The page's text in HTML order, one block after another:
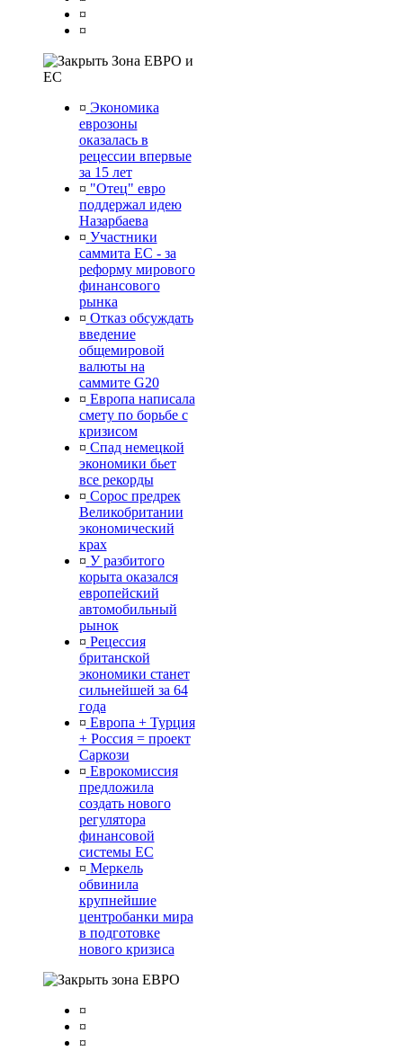
¤
¤
Зона ЕВРО и
ЕС
¤ Экономика
еврозоны
оказалась в
рецессии впервые
за 15 лет
¤ "Отец" евро
поддержал идею
Назарбаева
¤ Участники
саммита ЕС - за
реформу мирового
финансового
рынка
¤ Отказ обсуждать
введение
общемировой
валюты на
саммите G20
¤ Европа написала
смету по борьбе с
кризисом
¤ Спад немецкой
экономики бьет
все рекорды
¤ Сорос предрек
Великобритании
экономический
крах
¤ У разбитого
корыта оказался
европейский
автомобильный
рынок
¤ Рецессия
британской
экономики станет
сильнейшей за 64
года
¤ Европа + Турция
+ Россия = проект
Саркози
¤ Еврокомиссия
предложила
создать нового
регулятора
финансовой
системы ЕС
¤ Меркель
обвинила
крупнейшие
центробанки мира
в подготовке
нового кризиса
зона ЕВРО
¤
¤
¤